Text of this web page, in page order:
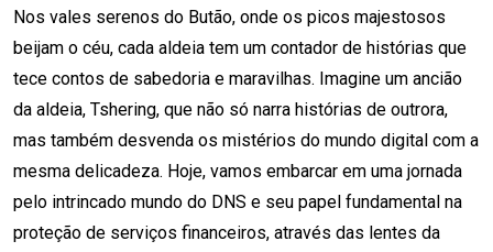
Nos vales serenos do Butão, onde os picos majestosos
beijam o céu, cada aldeia tem um contador de histórias que
tece contos de sabedoria e maravilhas. Imagine um ancião
da aldeia, Tshering, que não só narra histórias de outrora,
mas também desvenda os mistérios do mundo digital com a
mesma delicadeza. Hoje, vamos embarcar em uma jornada
pelo intrincado mundo do DNS e seu papel fundamental na
proteção de serviços financeiros, através das lentes da